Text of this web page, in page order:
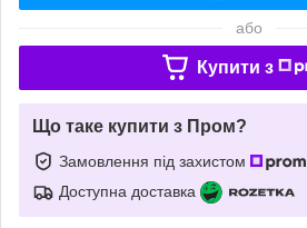
або
Купити з
Що таке купити з Пром?
Замовлення під захистом
Доступна доставка